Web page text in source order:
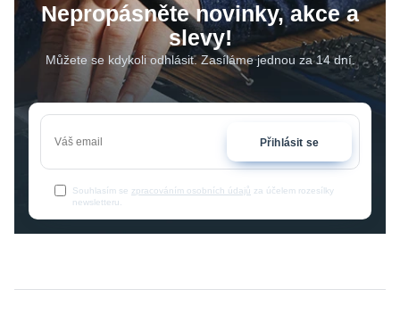
Nepropásněte novinky, akce a
slevy!
Můžete se kdykoli odhlásit. Zasíláme jednou za 14 dní.
Přihlásit se
Souhlasím se zpracováním osobních údajů za účelem rozesílky
newsletteru.